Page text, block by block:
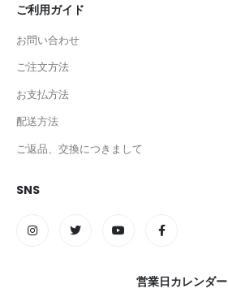
ご利用ガイド
お問い合わせ
ご注文方法
お支払方法
配送方法
ご返品、交換につきまして
SNS
営業日カレンダー